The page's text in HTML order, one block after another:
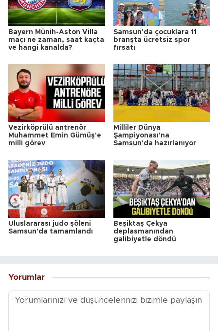
Bayern Münih-Aston Villa
maçı ne zaman, saat kaçta
ve hangi kanalda?
Samsun'da çocuklara 11
branşta ücretsiz spor
fırsatı
Vezirköprülü antrenör
Muhammet Emin Gümüş'e
milli görev
Milliler Dünya
Şampiyonası'na
Samsun'da hazırlanıyor
Uluslararası judo şöleni
Samsun'da tamamlandı
Beşiktaş Çekya
deplasmanından
galibiyetle döndü
Yorumlar